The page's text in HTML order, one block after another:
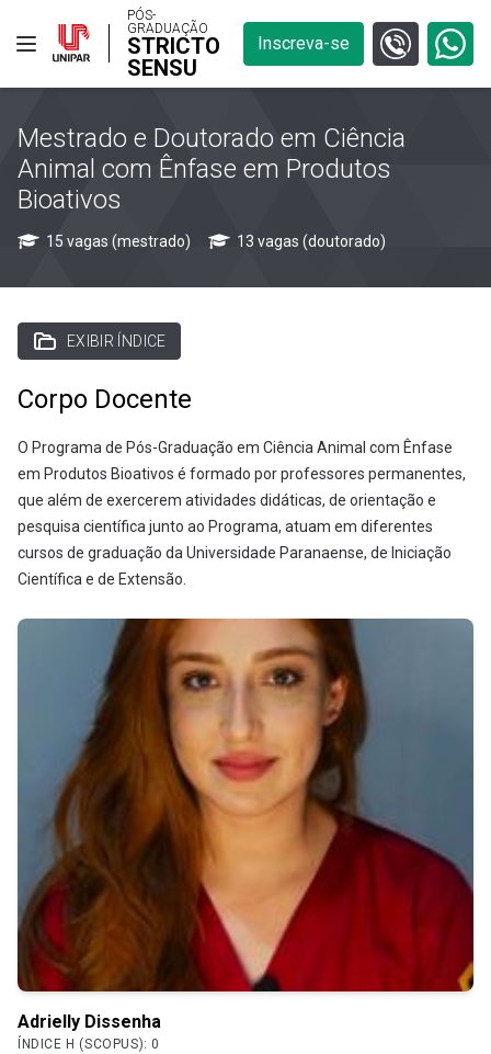
PÓS-
GRADUAÇÃO
STRICTO
SENSU
Inscreva-se
Mestrado e Doutorado em Ciência
Animal com Ênfase em Produtos
Bioativos
15 vagas (mestrado) 13 vagas (doutorado)
EXIBIR ÍNDICE
Corpo Docente
O Programa de Pós-Graduação em Ciência Animal com Ênfase
em Produtos Bioativos é formado por professores permanentes,
que além de exercerem atividades didáticas, de orientação e
pesquisa científica junto ao Programa, atuam em diferentes
cursos de graduação da Universidade Paranaense, de Iniciação
Científica e de Extensão.
Adrielly Dissenha
ÍNDICE H (SCOPUS): 0